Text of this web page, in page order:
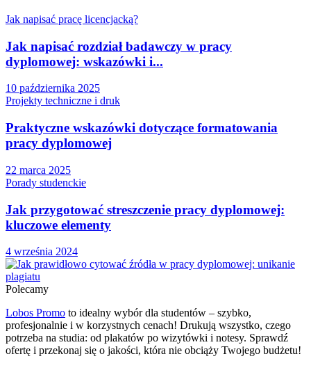
Jak napisać pracę licencjacką?
Jak napisać rozdział badawczy w pracy
dyplomowej: wskazówki i...
10 października 2025
Projekty techniczne i druk
Praktyczne wskazówki dotyczące formatowania
pracy dyplomowej
22 marca 2025
Porady studenckie
Jak przygotować streszczenie pracy dyplomowej:
kluczowe elementy
4 września 2024
Polecamy
Lobos Promo to idealny wybór dla studentów – szybko,
profesjonalnie i w korzystnych cenach! Drukują wszystko, czego
potrzeba na studia: od plakatów po wizytówki i notesy. Sprawdź
ofertę i przekonaj się o jakości, która nie obciąży Twojego budżetu!